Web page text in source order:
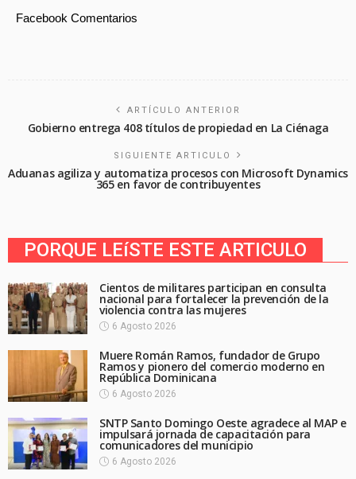
Facebook Comentarios
ARTÍCULO ANTERIOR
Gobierno entrega 408 títulos de propiedad en La Ciénaga
SIGUIENTE ARTICULO
Aduanas agiliza y automatiza procesos con Microsoft Dynamics
365 en favor de contribuyentes
PORQUE LEíSTE ESTE ARTICULO
Cientos de militares participan en consulta
nacional para fortalecer la prevención de la
violencia contra las mujeres
6 Agosto 2026
Muere Román Ramos, fundador de Grupo
Ramos y pionero del comercio moderno en
República Dominicana
6 Agosto 2026
SNTP Santo Domingo Oeste agradece al MAP e
impulsará jornada de capacitación para
comunicadores del municipio
6 Agosto 2026